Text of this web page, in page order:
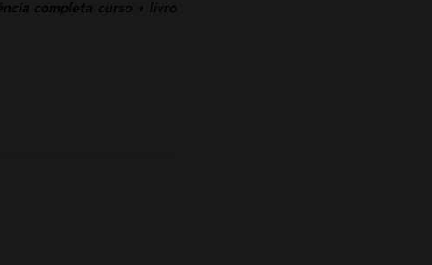
completa curso + livro